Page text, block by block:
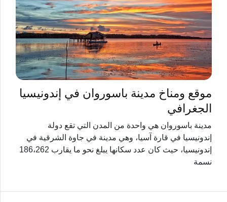
موقع ومناخ مدينة باسوروان في إندونيسيا
الجغرافي
مدينة باسوروان هي واحدة من المدن التي تقع دولة
إندونيسيا في قارة آسيا، وهي مدينة في جاوة الشرقية في
إندونيسيا، حيث كان عدد سكانها يبلغ نحو ما يقارب 186،262
نسمة